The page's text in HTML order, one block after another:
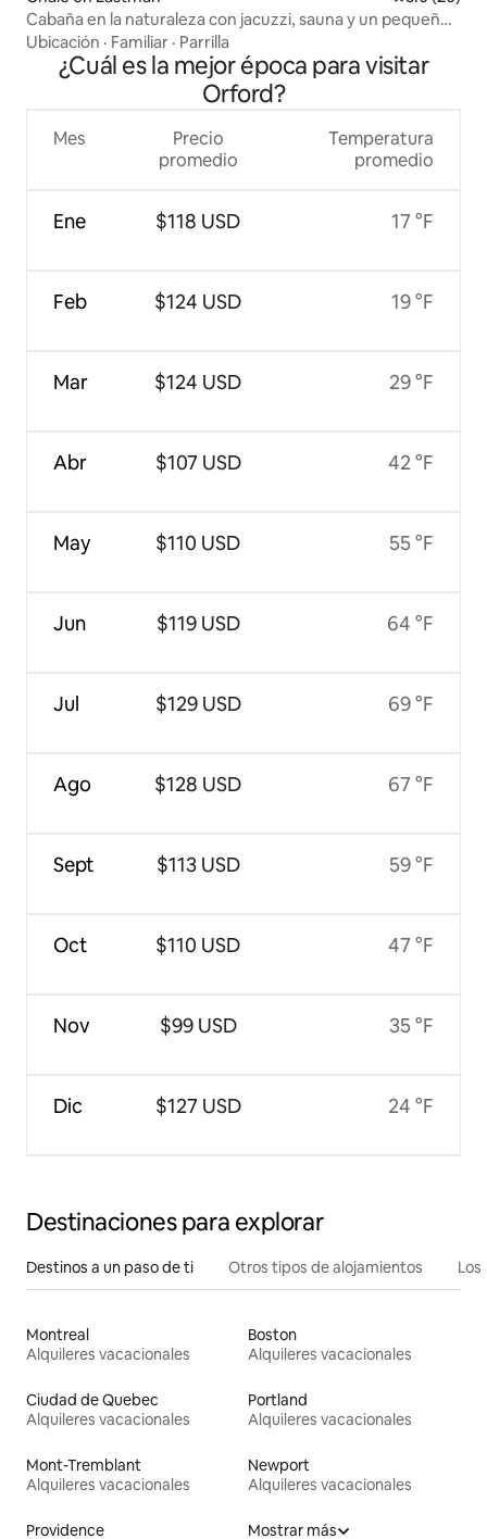
Cabaña en la naturaleza con jacuzzi, sauna y un pequeño
arroyo
Ubicación · Familiar · Parrilla
¿Cuál es la mejor época para visitar
Orford?
Mes
Ene
Feb
Mar
Abr
May
Jun
Jul
Ago
Sept
Oct
Nov
Dic
Precio
promedio
$118 USD
$124 USD
$124 USD
$107 USD
$110 USD
$119 USD
$129 USD
$128 USD
$113 USD
$110 USD
$99 USD
$127 USD
Temperatura
promedio
17 °F
19 °F
29 °F
42 °F
55 °F
64 °F
69 °F
67 °F
59 °F
47 °F
35 °F
24 °F
Destinaciones para explorar
Destinos a un paso de ti Otros tipos de alojamientos
Montreal
Alquileres vacacionales
Boston
Alquileres vacacionales
Ciudad de Quebec
Alquileres vacacionales
Portland
Alquileres vacacionales
Mont-Tremblant
Alquileres vacacionales
Newport
Alquileres vacacionales
Providence
Mostrar más